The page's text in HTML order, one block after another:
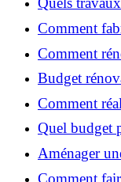
éligibles à
Comment
maison ?
Comment
ruiner ?
Budget
astuces
Comment
maison
Quel budget
2026 ?
Aménager
de place
Comment